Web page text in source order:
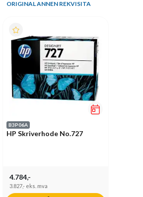
ORIGINAL ANNEN REKVISITA
B3P06A
HP Skriverhode No.727
4.784,-
3.827,- eks. mva